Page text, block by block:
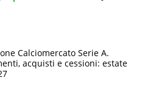
Calciomercato Serie A.
acquisti e cessioni: estate